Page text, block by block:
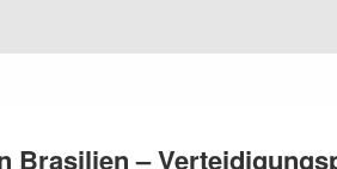
Brasilien –